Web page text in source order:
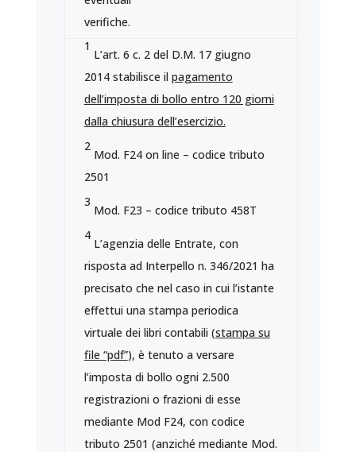
verifiche.
1
L’art. 6 c. 2 del D.M. 17 giugno
2014 stabilisce il pagamento
dell’imposta di bollo entro 120 giorni
dalla chiusura dell’esercizio.
2
Mod. F24 on line – codice tributo
2501
3
Mod. F23 – codice tributo 458T
4
L’agenzia delle Entrate, con
risposta ad Interpello n. 346/2021 ha
precisato che nel caso in cui l’istante
effettui una stampa periodica
virtuale dei libri contabili (stampa su
file “pdf”), è tenuto a versare
l’imposta di bollo ogni 2.500
registrazioni o frazioni di esse
mediante Mod F24, con codice
tributo 2501 (anziché mediante Mod.